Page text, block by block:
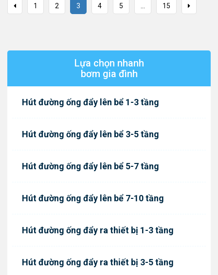
1 2 3 4 5 15
Lựa chọn nhanh
bơm gia đình
Hút đường ống đẩy lên bể 1-3 tầng
Hút đường ống đẩy lên bể 3-5 tầng
Hút đường ống đẩy lên bể 5-7 tầng
Hút đường ống đẩy lên bể 7-10 tầng
Hút đường ống đẩy ra thiết bị 1-3 tầng
Hút đường ống đẩy ra thiết bị 3-5 tầng